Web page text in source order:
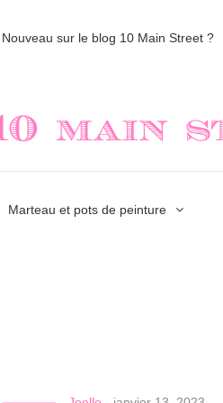
Nouveau sur le blog 10 Main Street ?
Marteau et pots de peinture